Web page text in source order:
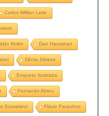
Carlos Willian Leite
Rolim Dan Hanrahan
Dênia Silveira
Enquete Ilustrada
Fernando Abreu
Süssekind Flávio Paranhos